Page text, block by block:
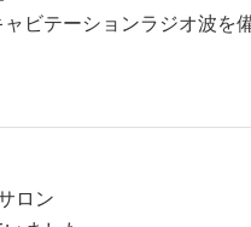
ャビテーションラジオ波を
ロン